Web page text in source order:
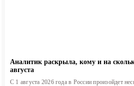
Аналитик раскрыла, кому и на
августа
С 1 августа 2026 года в России произойдет